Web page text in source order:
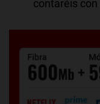
contaréis con